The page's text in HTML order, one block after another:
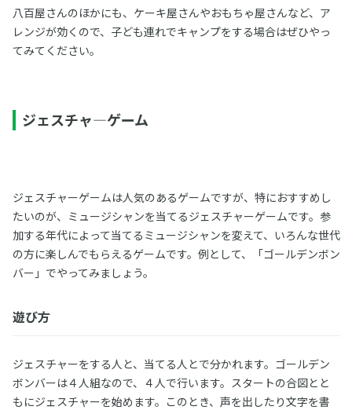
八百屋さんのほかにも、ケーキ屋さんやおもちゃ屋さんなど、ア
レンジが効くので、子ども連れでキャンプをする場合はぜひやっ
てみてください。
ジェスチャ―ゲーム
ジェスチャーゲームは人気のあるゲームですが、特におすすめし
たいのが、ミュージシャンを当てるジェスチャーゲームです。参
加する年代によって当てるミュージシャンを変えて、いろんな世代
の方に楽しんでもらえるゲームです。例として、「ゴールデンボン
バー」でやってみましょう。
遊び方
ジェスチャーをする人と、当てる人とで分かれます。ゴールデン
ボンバーは４人組なので、４人で行います。スタートの合図とと
もにジェスチャーを始めます。このとき、声を出したり文字を書